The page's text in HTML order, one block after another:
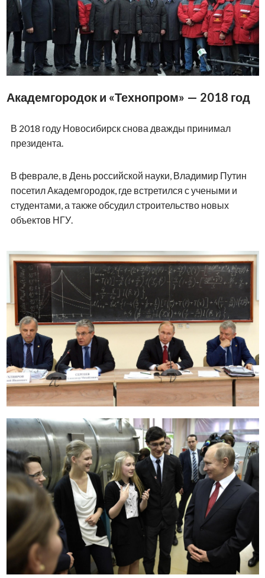
Академгородок и «Технопром» — 2018 год
В 2018 году Новосибирск снова дважды принимал
президента.
В феврале, в День российской науки, Владимир Путин
посетил Академгородок, где встретился с учеными и
студентами, а также обсудил строительство новых
объектов НГУ.